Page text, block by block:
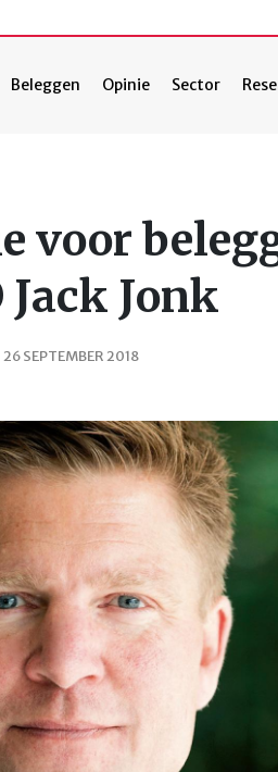
Beleggen Opinie Sector
voor
Jonk
26 SEPTEMBER 2018